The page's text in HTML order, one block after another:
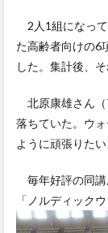
2人1組になって
た高齢者向けの6
した。集計後、
北原康雄さん（
落ちていた。ウ
ように頑張りたい
毎年好評の同講
「ノルディック